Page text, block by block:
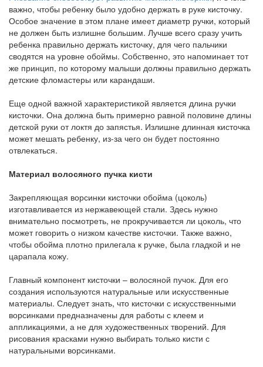
важно, чтобы ребенку было удобно держать в руке кисточку.
Особое значение в этом плане имеет диаметр ручки, который
не должен быть излишне большим. Лучше всего сразу учить
ребенка правильно держать кисточку, для чего пальчики
сводятся на уровне обоймы. Собственно, это напоминает тот
же принцип, по которому малыши должны правильно держать
детские фломастеры или карандаши.
Еще одной важной характеристикой является длина ручки
кисточки. Она должна быть примерно равной половине длины
детской руки от локтя до запястья. Излишне длинная кисточка
может мешать ребенку, из-за чего он будет постоянно
отвлекаться.
Материал волосяного пучка кисти
Закрепляющая ворсинки кисточки обойма (цоколь)
изготавливается из нержавеющей стали. Здесь нужно
внимательно посмотреть, не прокручивается ли цоколь, что
может говорить о низком качестве кисточки. Также важно,
чтобы обойма плотно прилегала к ручке, была гладкой и не
царапала кожу.
Главный компонент кисточки – волосяной пучок. Для его
создания используются натуральные или искусственные
материалы. Следует знать, что кисточки с искусственными
ворсинками предназначены для работы с клеем и
аппликациями, а не для художественных творений. Для
рисования красками нужно выбирать только кисти с
натуральными ворсинками.